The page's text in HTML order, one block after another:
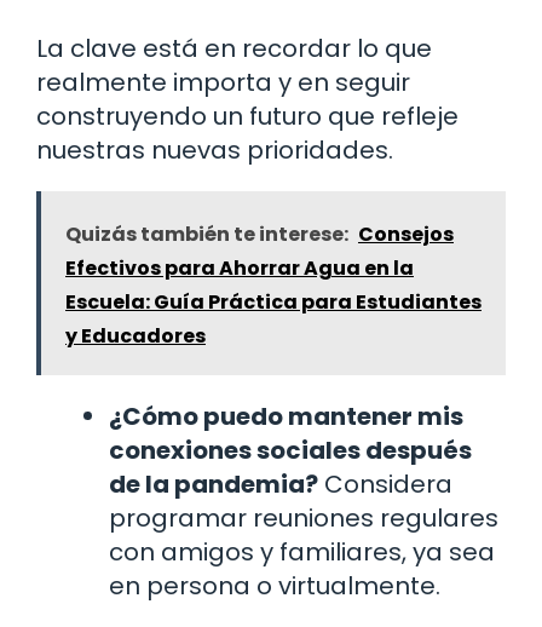
La clave está en recordar lo que
realmente importa y en seguir
construyendo un futuro que refleje
nuestras nuevas prioridades.
Quizás también te interese: Consejos
Efectivos para Ahorrar Agua en la
Escuela: Guía Práctica para Estudiantes
y Educadores
¿Cómo puedo mantener mis
conexiones sociales después
de la pandemia? Considera
programar reuniones regulares
con amigos y familiares, ya sea
en persona o virtualmente.